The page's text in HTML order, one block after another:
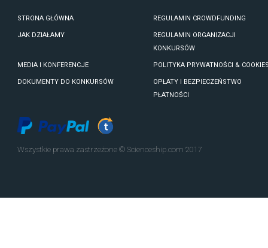
STRONA GŁÓWNA REGULAMIN CROWDFUNDING
JAK DZIAŁAMY
REGULAMIN ORGANIZACJI
KONKURSÓW
MEDIA I KONFERENCJE POLITYKA PRYWATNOŚCI &
DOKUMENTY DO KONKURSÓW
OPŁATY I BEZPIECZEŃSTWO
PŁATNOŚCI
Wszystkie prawa zastrzeżone © Scienceship.com 2017